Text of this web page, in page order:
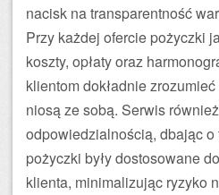
nacisk na transparentność
Przy każdej ofercie pożyczki
koszty, opłaty oraz
klientom dokładnie
niosą ze sobą. Serwis
odpowiedzialnością, dbając
pożyczki były dostosowane
klienta, minimalizując ryzyko